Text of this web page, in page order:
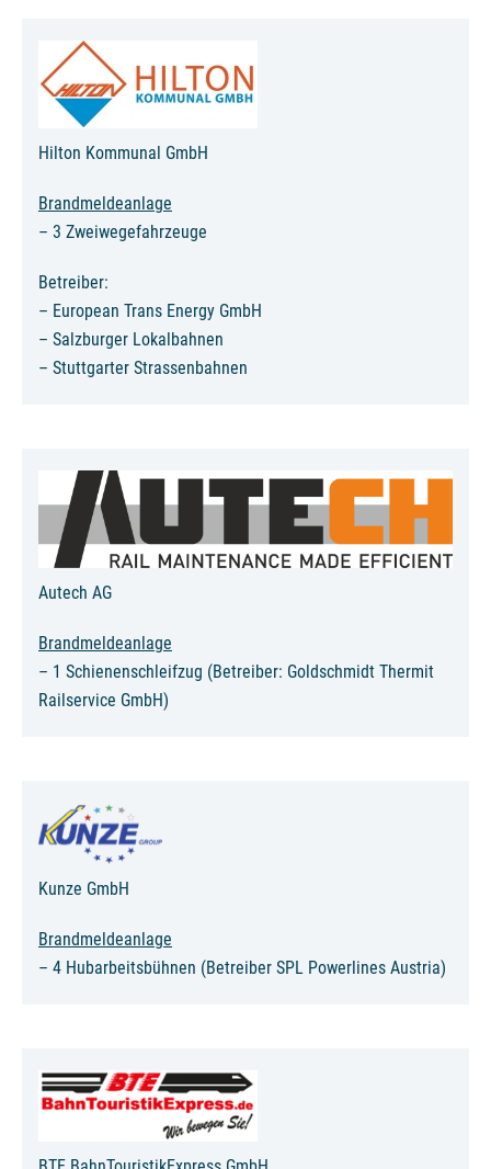
Hilton Kommunal GmbH
Brandmeldeanlage
– 3 Zweiwegefahrzeuge
Betreiber:
– European Trans Energy GmbH
– Salzburger Lokalbahnen
– Stuttgarter Strassenbahnen
Autech AG
Brandmeldeanlage
– 1 Schienenschleifzug (Betreiber: Goldschmidt Thermit
Railservice GmbH)
Kunze GmbH
Brandmeldeanlage
– 4 Hubarbeitsbühnen (Betreiber SPL Powerlines Austria)